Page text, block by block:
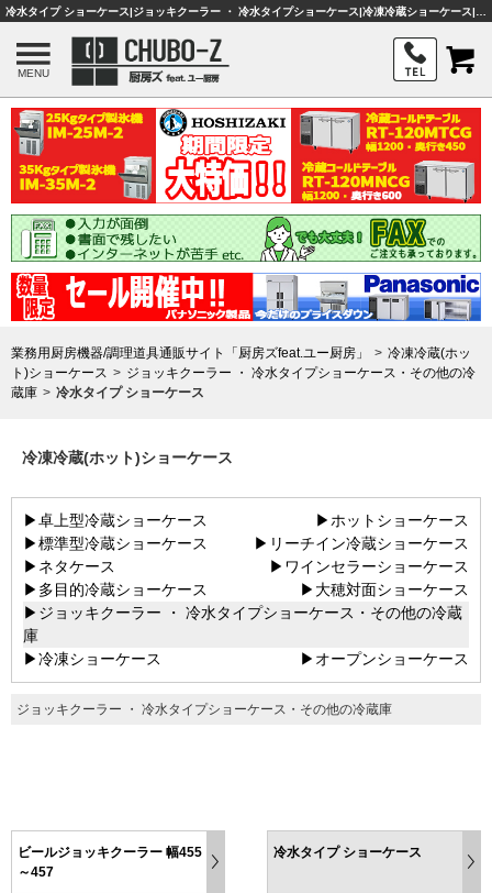
MENU
業務用厨房機器/調理道具通販サイト「厨房ズfeat.ユー厨房」
冷凍冷蔵(ホッ
ト)ショーケース
ジョッキクーラー ・ 冷水タイプショーケース・その他の冷
蔵庫
冷水タイプ ショーケース
冷凍冷蔵(ホット)ショーケース
▶卓上型冷蔵ショーケース
▶ホットショーケース
▶標準型冷蔵ショーケース
▶リーチイン冷蔵ショーケース
▶ネタケース
▶ワインセラーショーケース
▶多目的冷蔵ショーケース
▶大穂対面ショーケース
▶ジョッキクーラー ・ 冷水タイプショーケース・その他の冷蔵
庫
▶冷凍ショーケース
▶オープンショーケース
ジョッキクーラー ・ 冷水タイプショーケース・その他の冷蔵庫
ビールジョッキクーラー 幅455
～457
冷水タイプ ショーケース